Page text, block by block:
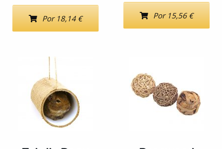
Por 18,14 € Por 15,56 €